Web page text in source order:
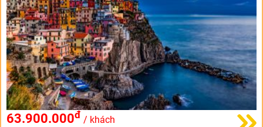
63.900.000đ / khách